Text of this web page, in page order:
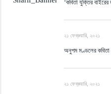
‘কবিতা যুক্তির
২১ ফেব্রুয়ারি, ২০২১
অনুপম মণ্ডলের কবিতা
২১ ফেব্রুয়ারি, ২০২১